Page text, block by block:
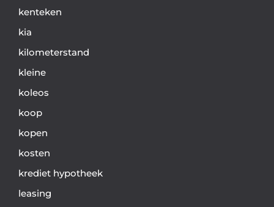
kenteken
kia
kilometerstand
kleine
koleos
koop
kopen
kosten
krediet hypotheek
leasing